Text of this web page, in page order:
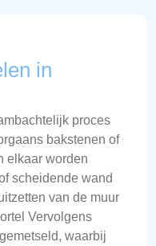
in
proces
bakstenen of
elkaar worden
scheidende wand
van de muur
Vervolgens
waarbij